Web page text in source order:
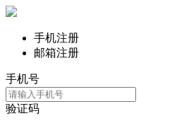
手机注册
邮箱注册
手机号
验证码